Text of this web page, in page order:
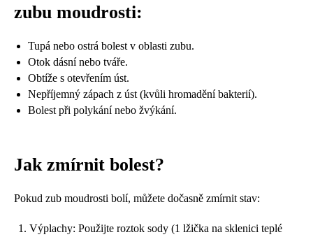
zubu moudrosti:
Tupá nebo ostrá bolest v oblasti zubu.
Otok dásní nebo tváře.
Obtíže s otevřením úst.
Nepříjemný zápach z úst (kvůli hromadění bakterií).
Bolest při polykání nebo žvýkání.
Jak zmírnit bolest?
Pokud zub moudrosti bolí, můžete dočasně zmírnit stav:
Výplachy: Použijte roztok sody (1 lžička na sklenici teplé